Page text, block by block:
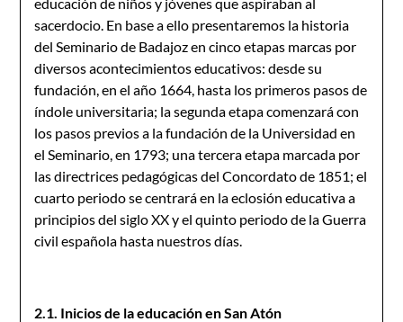
sacerdocio. En base a ello presentaremos la historia
del Seminario de Badajoz en cinco etapas marcas por
diversos acontecimientos educativos: desde su
fundación, en el año 1664, hasta los primeros pasos de
índole universitaria; la segunda etapa comenzará con
los pasos previos a la fundación de la Universidad en
el Seminario, en 1793; una tercera etapa marcada por
las directrices pedagógicas del Concordato de 1851; el
cuarto periodo se centrará en la eclosión educativa a
principios del siglo XX y el quinto periodo de la Guerra
civil española hasta nuestros días.
2.1. Inicios de la educación en San Atón